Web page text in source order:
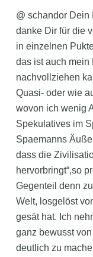
@ schandor Dein
danke Dir für die
in einzelnen
das ist auch mein
nachvollziehen
Quasi- oder wie
wovon ich wenig
Spekulatives im
Spaemanns
dass die
hervorbringt“,so
Gegenteil denn
Welt, losgelöst
gesät hat. Ich
ganz bewusst
deutlich zu